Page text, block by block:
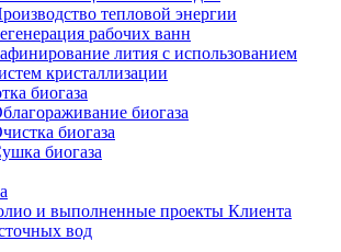
тепловой энергии
рабочих ванн
лития с использованием
кристаллизации
биогаза
биогаза
биогаза
биогаза
и выполненные проекты Клиента
вод